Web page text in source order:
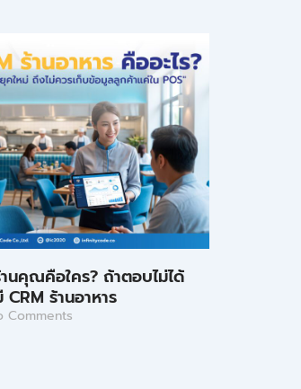
นคุณคือใคร? ถ้าตอบไม่ได้
ร้านอาหาร
Comments